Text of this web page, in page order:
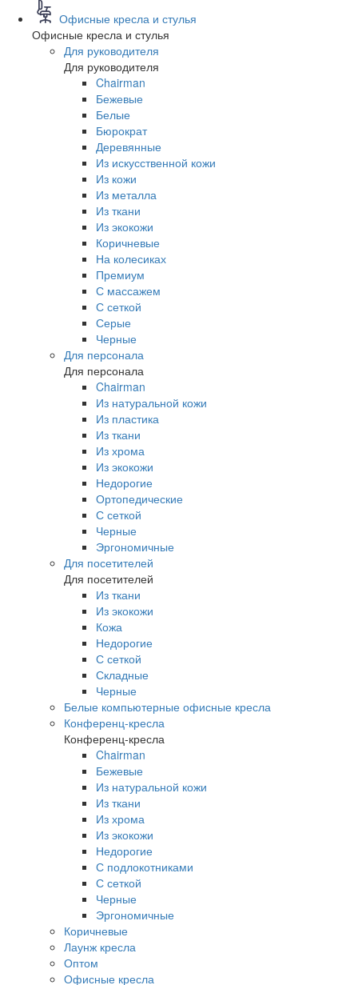
Офисные кресла и стулья
Офисные кресла и стулья
Для руководителя
Для руководителя
Chairman
Бежевые
Белые
Бюрократ
Деревянные
Из искусственной кожи
Из кожи
Из металла
Из ткани
Из экокожи
Коричневые
На колесиках
Премиум
С массажем
С сеткой
Серые
Черные
Для персонала
Для персонала
Chairman
Из натуральной кожи
Из пластика
Из ткани
Из хрома
Из экокожи
Недорогие
Ортопедические
С сеткой
Черные
Эргономичные
Для посетителей
Для посетителей
Из ткани
Из экокожи
Кожа
Недорогие
С сеткой
Складные
Черные
Белые компьютерные офисные кресла
Конференц-кресла
Конференц-кресла
Chairman
Бежевые
Из натуральной кожи
Из ткани
Из хрома
Из экокожи
Недорогие
С подлокотниками
С сеткой
Черные
Эргономичные
Коричневые
Лаунж кресла
Оптом
Офисные кресла